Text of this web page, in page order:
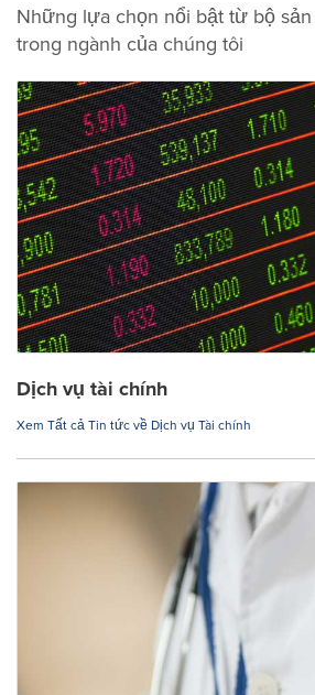
Những lựa chọn nổi bật từ bộ
trong ngành của chúng tôi
Dịch vụ tài chính
Xem Tất cả Tin tức về Dịch vụ Tài chính